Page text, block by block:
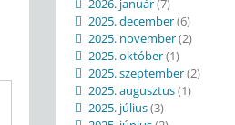
2026. január(7)
2025. december(6)
2025. november(2)
2025. október(1)
2025. szeptember(2)
2025. augusztus(1)
2025. július(3)